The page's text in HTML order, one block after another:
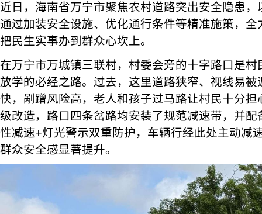
近日，海南省万宁市聚焦农村道路突出安全隐患
通过加装安全设施、优化通行条件等精准施策，
把民生实事办到群众心坎上。
在万宁市万城镇三联村，村委会旁的十字路口是
放学的必经之路。过去，这里道路狭窄、视线易被
快，剐蹭风险高，老人和孩子过马路让村民十分
级改造，路口四条岔路均安装了规范减速带，并
性减速+灯光警示双重防护，车辆行经此处主动减
群众安全感显著提升。